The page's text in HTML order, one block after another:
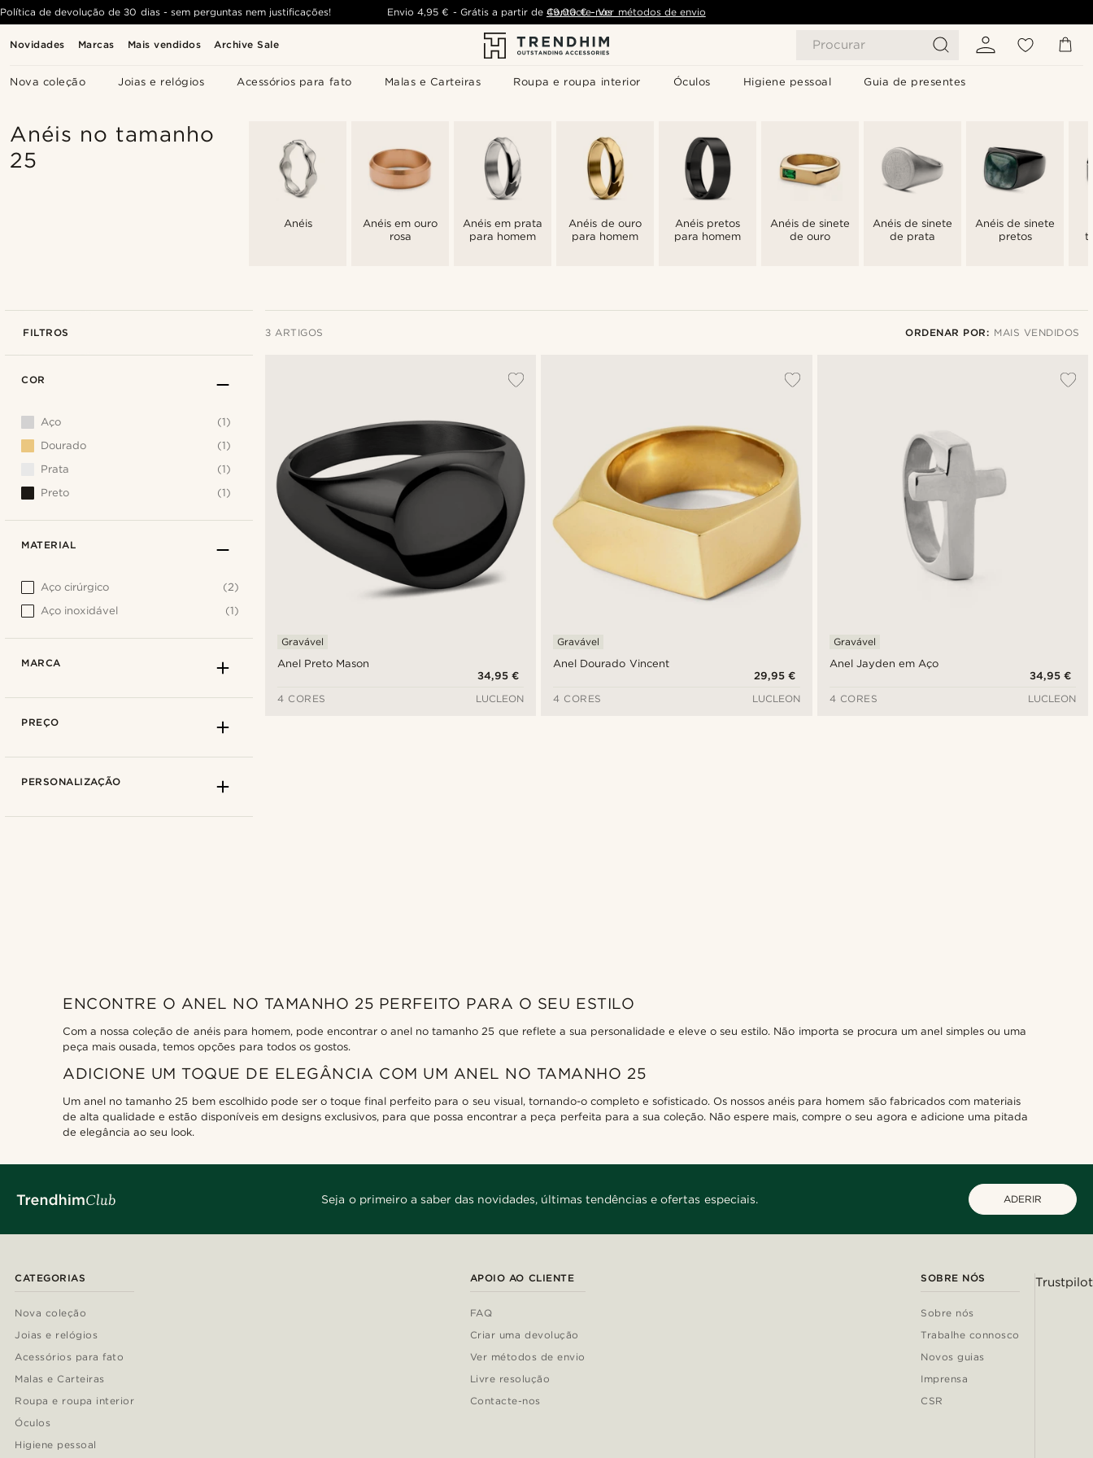
Novidades Marcas Mais vendidos Archive Sale Procurar
Nova coleção Joias e relógios Acessórios para fato Malas e Carteiras Roupa e roupa interior Óculos Higiene pessoal Guia de presentes
Política de devolução de 30 dias - sem perguntas nem justificações! Envio 4,95 € - Grátis a partir de 49,00 € - Ver métodos de envio
Contacte-nos
Anéis no tamanho
25
Anéis
Anéis em ouro
rosa
Anéis em prata
para homem
Anéis de ouro
para homem
Anéis pretos
para homem
Anéis de sinete
de ouro
Anéis de sinete
de prata
Anéis de sinete
pretos
FILTROS 3 ARTIGOS ORDENAR POR: MAIS VENDIDOS
Preço mais alto
Anel Preto Mason
Gravável
34,95 €
4 CORES
LUCLEON
Anel Dourado Vincent
Gravável
29,95 €
4 CORES
LUCLEON
Anel Jayden em Aço
Gravável
34,95 €
4 CORES
LUCLEON
COR
Aço
(1)
Dourado
(1)
Prata
(1)
Preto
(1)
MATERIAL
Aço cirúrgico
(2)
Aço inoxidável
(1)
MARCA
PREÇO
PERSONALIZAÇÃO
Tipos de personalização
Gravável (3)
ENCONTRE O ANEL NO TAMANHO 25 PERFEITO PARA O SEU ESTILO
Com a nossa coleção de anéis para homem, pode encontrar o anel no tamanho 25 que reflete a sua personalidade e eleve o seu estilo. Não importa se procura um anel simples ou uma
peça mais ousada, temos opções para todos os gostos.
ADICIONE UM TOQUE DE ELEGÂNCIA COM UM ANEL NO TAMANHO 25
Um anel no tamanho 25 bem escolhido pode ser o toque final perfeito para o seu visual, tornando-o completo e sofisticado. Os nossos anéis para homem são fabricados com materiais
de alta qualidade e estão disponíveis em designs exclusivos, para que possa encontrar a peça perfeita para a sua coleção. Não espere mais, compre o seu agora e adicione uma pitada
de elegância ao seu look.
Seja o primeiro a saber das novidades, últimas tendências e ofertas especiais. ADERIR
CATEGORIAS
Nova coleção
Joias e relógios
Acessórios para fato
Malas e Carteiras
Roupa e roupa interior
Óculos
Higiene pessoal
APOIO AO CLIENTE
FAQ
Criar uma devolução
Ver métodos de envio
Livre resolução
Contacte-nos
SOBRE NÓS
Sobre nós
Trabalhe connosco
Novos guias
Imprensa
CSR
Trustpilot